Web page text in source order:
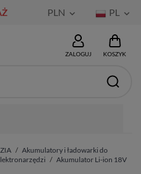
PLN  PL 
ZALOGUJ KOSZYK
Akumulatory i ładowarki do
Akumulator Li-ion 18V